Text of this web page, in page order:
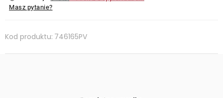
Masz pytanie?
Kod produktu: 746165PV